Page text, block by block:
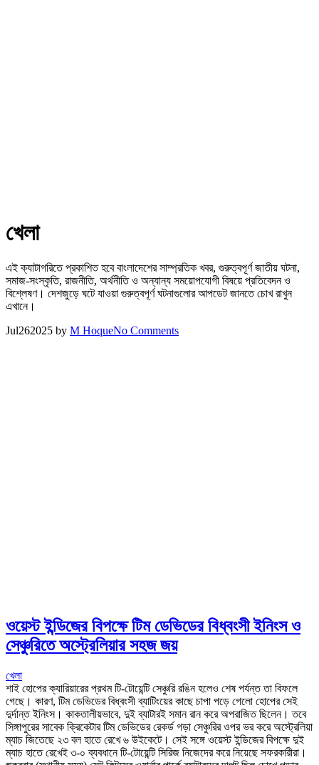
খেলা
এই ক্যাটাগরিতে প্রকাশিত হবে বাংলাদেশের সাম্প্রতিক খবর, গুরুত্বপূর্ণ জাতীয় ঘটনা,
সমাজ-সংস্কৃতি, রাজনীতি, অর্থনীতি ও অন্যান্য সময়োপযোগী বিষয়ে প্রতিবেদন ও
বিশ্লেষণ। দেশজুড়ে ঘটে যাওয়া গুরুত্বপূর্ণ ঘটনাগুলোর আপডেট জানতে চোখ রাখুন
এখানে।
Jul262025 by M HoqueNo Comments
ওয়েস্ট ইন্ডিজের বিপক্ষে টিম ডেভিডের বিধ্বংসী ইনিংস ও
সেঞ্চুরিতে অস্ট্রেলিয়ার সহজ জয়
খেলা
শাই হোপের ক্যারিয়ারের প্রথম টি-টোয়েন্টি সেঞ্চুরি রঙিন হলেও শেষ পর্যন্ত তা বিফলে
গেছে। কারণ, টিম ডেভিডের বিধ্বংসী ব্যাটিংয়ের কাছে চাপা পড়ে গেলো হোপের সেই
দুর্দান্ত ইনিংস। কাকতালীয়ভাবে, দুই ব্যাটারই সমান রান করে অপরাজিত ছিলেন। তবে
সিঙ্গাপুরের সাবেক ক্রিকেটার টিম ডেভিডের রেকর্ড গড়া সেঞ্চুরির ওপর ভর করে অস্ট্রেলিয়া
ম্যাচ জিতেছে ২৩ বল হাতে রেখে ৬ উইকেটে। সেই সঙ্গে ওয়েস্ট ইন্ডিজের বিপক্ষে দুই
ম্যাচ হাতে রেখেই ৩-০ ব্যবধানে টি-টোয়েন্টি সিরিজ নিজেদের করে নিয়েছে সফরকারীরা।